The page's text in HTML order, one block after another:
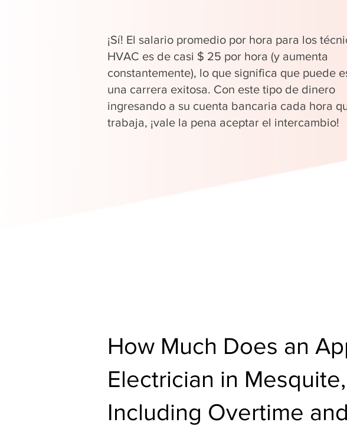
¡Sí! El salario promedio por hora para los
HVAC es de casi $ 25 por hora (y aumenta
constantemente), lo que significa que puede
una carrera exitosa. Con este tipo de dinero
ingresando a su cuenta bancaria cada hora
trabaja, ¡vale la pena aceptar el intercambio!
How Much Does an
Electrician in
Including Overtime